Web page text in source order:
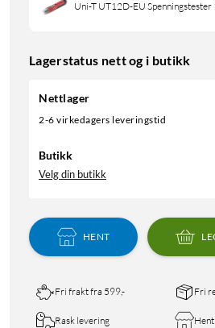
Uni-T UT12D-EU Spenningstester
Lagerstatus nett og i butikk
Nettlager
2-6 virkedagers leveringstid
Butikk
Velg din butikk
HENT
Fri frakt fra 599,- Fri
Rask levering